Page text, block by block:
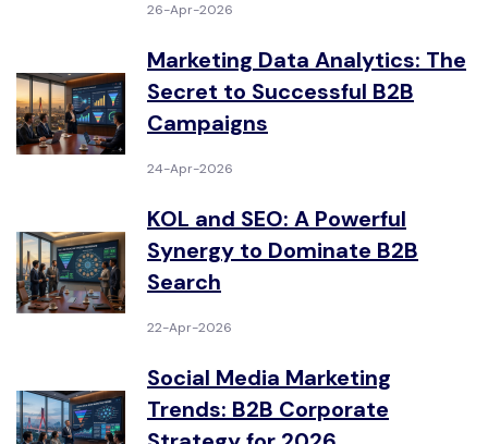
26-Apr-2026
Marketing Data Analytics: The
Secret to Successful B2B
Campaigns
24-Apr-2026
KOL and SEO: A Powerful
Synergy to Dominate B2B
Search
22-Apr-2026
Social Media Marketing
Trends: B2B Corporate